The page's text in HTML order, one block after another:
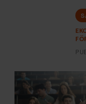
ANNONSERA I
OM F&F